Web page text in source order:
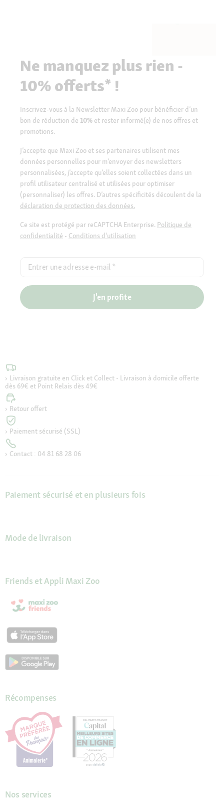
Ne manquez plus rien -
10% offerts* !
Inscrivez-vous à la Newsletter Maxi Zoo pour bénéficier d’un
bon de réduction de 10% et rester informé(e) de nos offres et
promotions.
J’accepte que Maxi Zoo et ses partenaires utilisent mes
données personnelles pour m’envoyer des newsletters
personnalisées, j’accepte qu’elles soient collectées dans un
profil utilisateur centralisé et utilisées pour optimiser
(personnaliser) les offres. D’autres spécificités découlent de la
déclaration de protection des données.
Ce site est protégé par reCAPTCHA Enterprise. Politique de
confidentialité - Conditions d'utilisation
Entrer une adresse e-mail *
J'en profite
Livraison gratuite en Click et Collect - Livraison à domicile offerte
dès 69€ et Point Relais dès 49€
Retour offert
Paiement sécurisé (SSL)
Contact : 04 81 68 28 06
Paiement sécurisé et en plusieurs fois
Mode de livraison
Friends et Appli Maxi Zoo
Récompenses
Nos services